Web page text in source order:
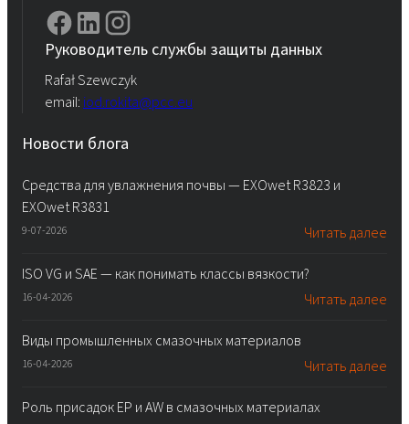
Руководитель службы защиты данных
Rafał Szewczyk
email: iod.rokita@pcc.eu
Новости блога
Средства для увлажнения почвы — EXOwet R3823 и
EXOwet R3831
9-07-2026 Читать далее
ISO VG и SAE — как понимать классы вязкости?
16-04-2026 Читать далее
Виды промышленных смазочных материалов
16-04-2026 Читать далее
Роль присадок EP и AW в смазочных материалах